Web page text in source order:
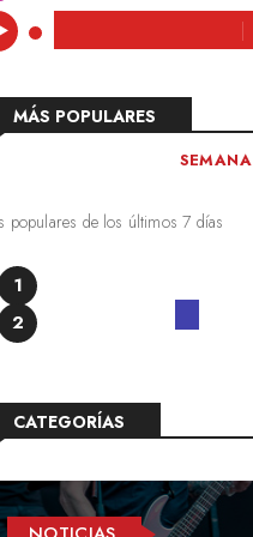
MÁS POPULARES
SEMANA
populares de los últimos 7 días
1
2
CATEGORÍAS